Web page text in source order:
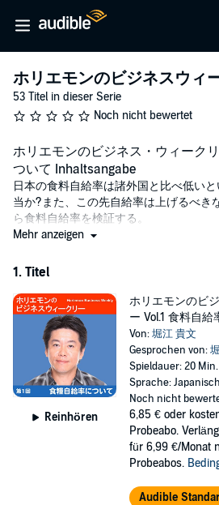
ホリエモンのビジネスウィ
53 Titel in dieser Serie
Noch nicht bewertet
ホリエモンのビジネス・ウィーク
ついて Inhaltsangabe
日本の食料自給率は諸外国と比べ低い
当か?また、この先自給率は上げるべき
ら食料自給率を検証する。
Mehr anzeigen
1. Titel
Reinhören
ホリエモンのビ
ー Vol.1 食料自給
Von:堀江 貴文
Gesprochen von:
Spieldauer: 20 Min.
Sprache: Japanisch
Noch nicht
6,85 € oder
Probeabo.
für 6,99 €/Monat
Probeabos.
Audible